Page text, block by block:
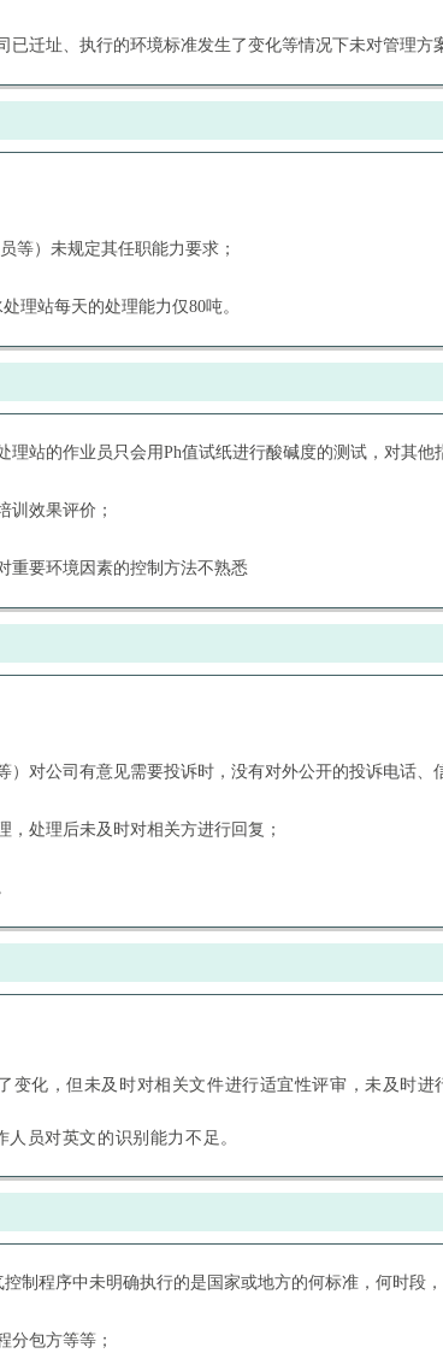
迁址、执行的环境标准发生了变化等情况下未对管理方
等）未规定其任职能力要求；
理站每天的处理能力仅80吨。
站的作业员只会用Ph值试纸进行酸碱度的测试，对其他
训效果评价；
重要环境因素的控制方法不熟悉
对公司有意见需要投诉时，没有对外公开的投诉电话、
处理后未及时对相关方进行回复；
变化，但未及时对相关文件进行适宜性评审，未及时进
员对英文的识别能力不足。
制程序中未明确执行的是国家或地方的何标准，何时段
分包方等等；